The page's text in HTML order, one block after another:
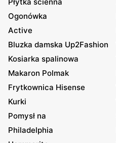
Ogonówka
Active
Bluzka damska Up2Fashion
Kosiarka spalinowa
Makaron Polmak
Frytkownica Hisense
Kurki
Pomysł na
Philadelphia